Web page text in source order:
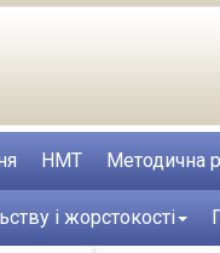
НМТ Методична
і жорстокості